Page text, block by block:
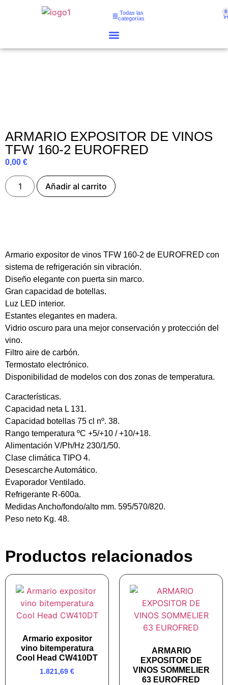
Todas las
categorías
0
ARMARIO EXPOSITOR DE VINOS
TFW 160-2 EUROFRED
0,00 €
Añadir al carrito
Armario expositor de vinos TFW 160-2 de EUROFRED con
sistema de refrigeración sin vibración.
Diseño elegante con puerta sin marco.
Gran capacidad de botellas.
Luz LED interior.
Estantes elegantes en madera.
Vidrio oscuro para una mejor conservación y protección del
vino.
Filtro aire de carbón.
Termostato electrónico.
Disponibilidad de modelos con dos zonas de temperatura.
Características.
Capacidad neta L 131.
Capacidad botellas 75 cl nº. 38.
Rango temperatura ºC +5/+10 / +10/+18.
Alimentación V/Ph/Hz 230/1/50.
Clase climática TIPO 4.
Desescarche Automático.
Evaporador Ventilado.
Refrigerante R-600a.
Medidas Ancho/fondo/alto mm. 595/570/820.
Peso neto Kg. 48.
Productos relacionados
Armario expositor
vino bitemperatura
Cool Head CW410DT
1.821,69 €
ARMARIO
EXPOSITOR DE
VINOS SOMMELIER
63 EUROFRED